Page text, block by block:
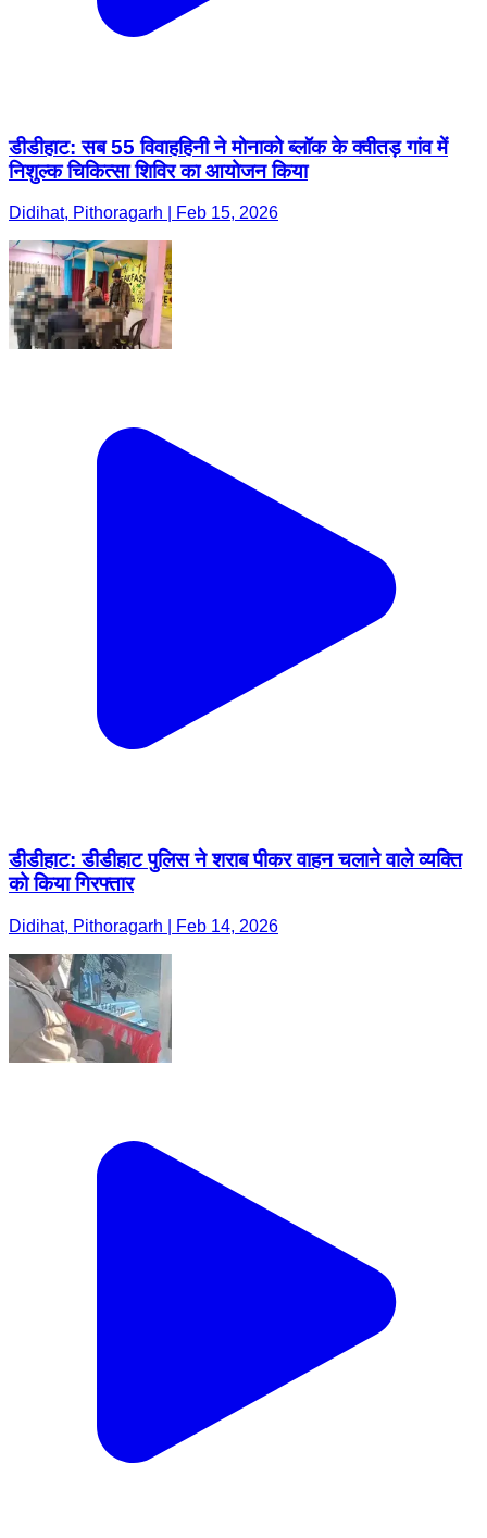
डीडीहाट: सब 55 विवाहहिनी ने मोनाको ब्लॉक के क्वीतड़ गांव में
निशुल्क चिकित्सा शिविर का आयोजन किया
Didihat, Pithoragarh | Feb 15, 2026
डीडीहाट: डीडीहाट पुलिस ने शराब पीकर वाहन चलाने वाले व्यक्ति
को किया गिरफ्तार
Didihat, Pithoragarh | Feb 14, 2026